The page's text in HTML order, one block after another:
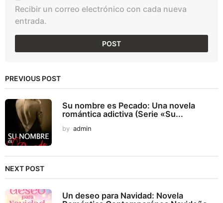
Recibir un correo electrónico con cada nueva
entrada.
PREVIOUS POST
Su nombre es Pecado: Una novela
romántica adictiva (Serie «Su...
by admin
NEXT POST
Un deseo para Navidad: Novela